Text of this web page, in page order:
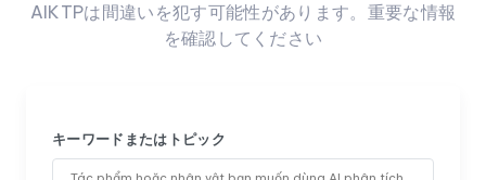
AIKTPは間違いを犯す可能性があります。重要な情報
を確認してください
キーワードまたはトピック